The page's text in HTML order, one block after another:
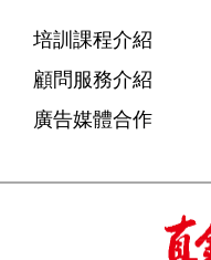
培訓課程介紹
顧問服務介紹
廣告媒體合作